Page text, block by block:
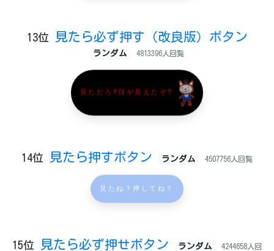
13位 見たら必ず押す（改良版）ボタン
ランダム 4813396人回覧
見ただろ?目が見えたぞ?
14位 見たら押すボタン ランダム 4507756人回覧
見たね？押してね？
15位 見たら必ず押せボタン ランダム 4244658人回